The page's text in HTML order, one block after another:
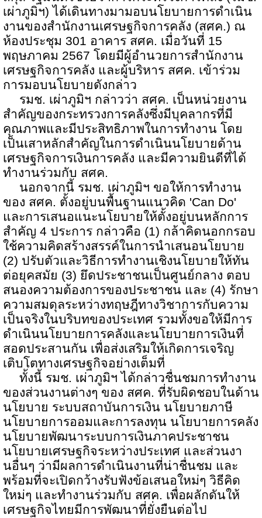
เผ่าภูมิฯ) ได้เดินทางมามอบนโยบายการดำเนิน
งานของสำนักงานเศรษฐกิจการคลัง (สศค.) ณ
ห้องประชุม 301 อาคาร สศค. เมื่อวันที่ 15
พฤษภาคม 2567 โดยมีผู้อำนวยการสำนักงาน
เศรษฐกิจการคลัง และผู้บริหาร สศค. เข้าร่วม
การมอบนโยบายดังกล่าว
รมช. เผ่าภูมิฯ กล่าวว่า สศค. เป็นหน่วยงาน
สำคัญของกระทรวงการคลังซึ่งมีบุคลากรที่มี
คุณภาพและมีประสิทธิภาพในการทำงาน โดย
เป็นเสาหลักสำคัญในการดำเนินนโยบายด้าน
เศรษฐกิจการเงินการคลัง และมีความยินดีที่ได้
ทำงานร่วมกับ สศค.
นอกจากนี้ รมช. เผ่าภูมิฯ ขอให้การทำงาน
ของ สศค. ตั้งอยู่บนพื้นฐานแนวคิด 'Can Do'
และการเสนอแนะนโยบายให้ตั้งอยู่บนหลักการ
สำคัญ 4 ประการ กล่าวคือ (1) กล้าคิดนอกกรอบ
ใช้ความคิดสร้างสรรค์ในการนำเสนอนโยบาย
(2) ปรับตัวและวิธีการทำงานเชิงนโยบายให้ทัน
ต่อยุคสมัย (3) ยึดประชาชนเป็นศูนย์กลาง ตอบ
สนองความต้องการของประชาชน และ (4) รักษา
ความสมดุลระหว่างทฤษฎีทางวิชาการกับความ
เป็นจริงในบริบทของประเทศ รวมทั้งขอให้มีการ
ดำเนินนโยบายการคลังและนโยบายการเงินที่
สอดประสานกัน เพื่อส่งเสริมให้เกิดการเจริญ
เติบโตทางเศรษฐกิจอย่างเต็มที่
ทั้งนี้ รมช. เผ่าภูมิฯ ได้กล่าวชื่นชมการทำงาน
ของส่วนงานต่างๆ ของ สศค. ที่รับผิดชอบในด้าน
นโยบาย ระบบสถาบันการเงิน นโยบายภาษี
นโยบายการออมและการลงทุน นโยบายการคลัง
นโยบายพัฒนาระบบการเงินภาคประชาชน
นโยบายเศรษฐกิจระหว่างประเทศ และส่วนงา
นอื่นๆ ว่ามีผลการดำเนินงานที่น่าชื่นชม และ
พร้อมที่จะเปิดกว้างรับฟังข้อเสนอใหม่ๆ วิธีคิด
ใหม่ๆ และทำงานร่วมกับ สศค. เพื่อผลักดันให้
เศรษฐกิจไทยมีการพัฒนาที่ยั่งยืนต่อไป